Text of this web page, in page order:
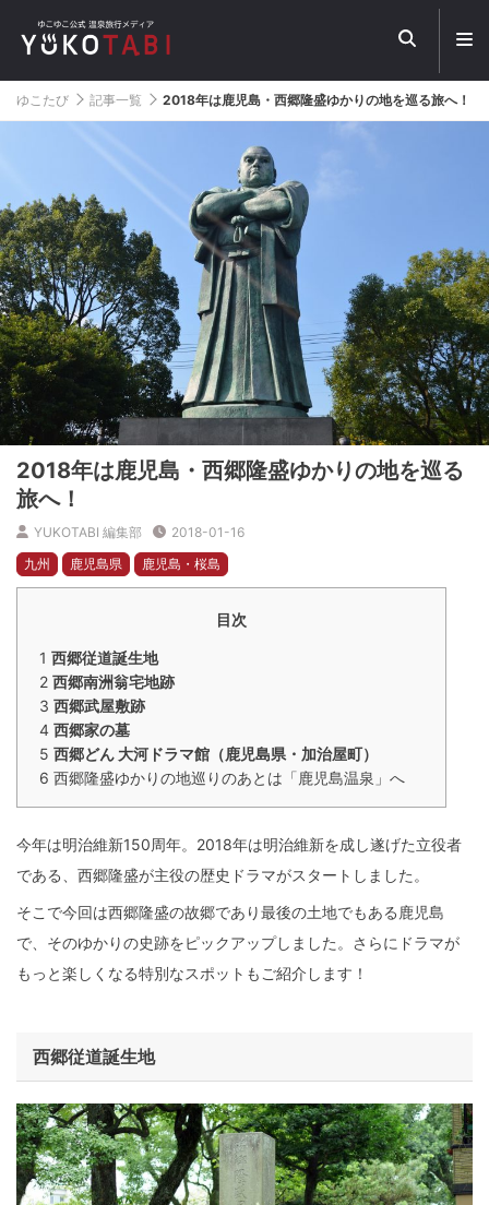
メ
ュ
ー
ゆこたび 記事一覧 2018年は鹿児島・西郷隆盛ゆかりの地を巡る旅へ！
2018年は鹿児島・西郷隆盛ゆかりの地を巡る
旅へ！
YUKOTABI 編集部
2018-01-16
九州
鹿児島県 鹿児島・桜島
目次
1 西郷従道誕生地
2 西郷南洲翁宅地跡
3 西郷武屋敷跡
4 西郷家の墓
5 西郷どん 大河ドラマ館（鹿児島県・加治屋町）
6 西郷隆盛ゆかりの地巡りのあとは「鹿児島温泉」へ
今年は明治維新150周年。2018年は明治維新を成し遂げた立役者
である、西郷隆盛が主役の歴史ドラマがスタートしました。
そこで今回は西郷隆盛の故郷であり最後の土地でもある鹿児島
で、そのゆかりの史跡をピックアップしました。さらにドラマが
もっと楽しくなる特別なスポットもご紹介します！
西郷従道誕生地